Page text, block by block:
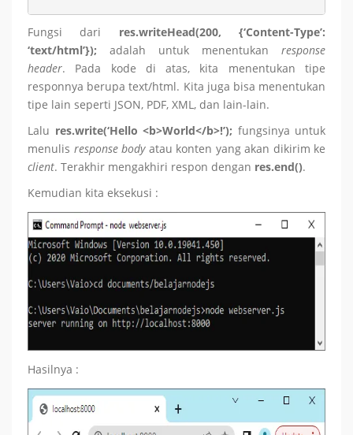
Fungsi dari res.writeHead(200, {‘Content-Type’:
‘text/html’}); adalah untuk menentukan response
header. Pada kode di atas, kita menentukan tipe
responnya berupa text/html. Kita juga bisa menentukan
tipe lain seperti JSON, PDF, XML, dan lain-lain.
Lalu res.write(‘Hello <b>World</b>!’); fungsinya untuk
menulis response bodyatau konten yang akan dikirim ke
client. Terakhir mengakhiri respon dengan res.end().
Kemudian kita eksekusi :
Hasilnya :